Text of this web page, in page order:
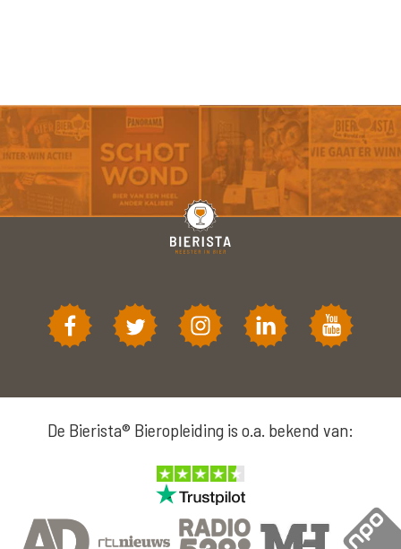
De Bierista® Bieropleiding is o.a. bekend van: